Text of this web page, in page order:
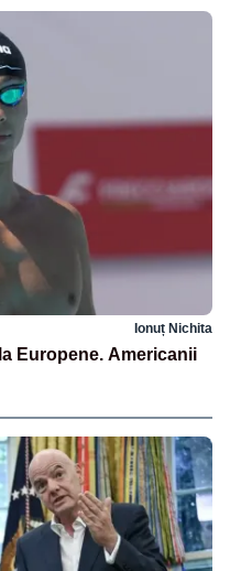
Ionuț Nichita
Europene. Americanii